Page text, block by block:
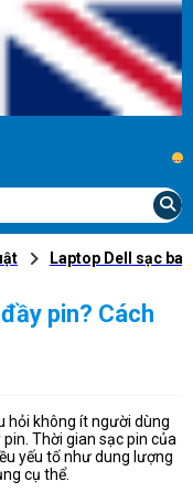
...
Laptop Dell sạc
pin? Cách
hỏi không ít người dùng
Thời gian sạc pin của
yếu tố như dung lượng
cụ thể.